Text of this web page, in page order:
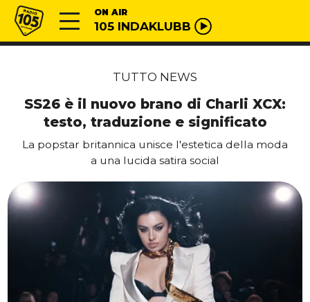
Vai al contenuto
Radio 105 ON AIR
105 INDAKLUBB
TUTTO NEWS
SS26 è il nuovo brano di Charli XCX:
testo, traduzione e significato
La popstar britannica unisce l'estetica della moda
a una lucida satira social